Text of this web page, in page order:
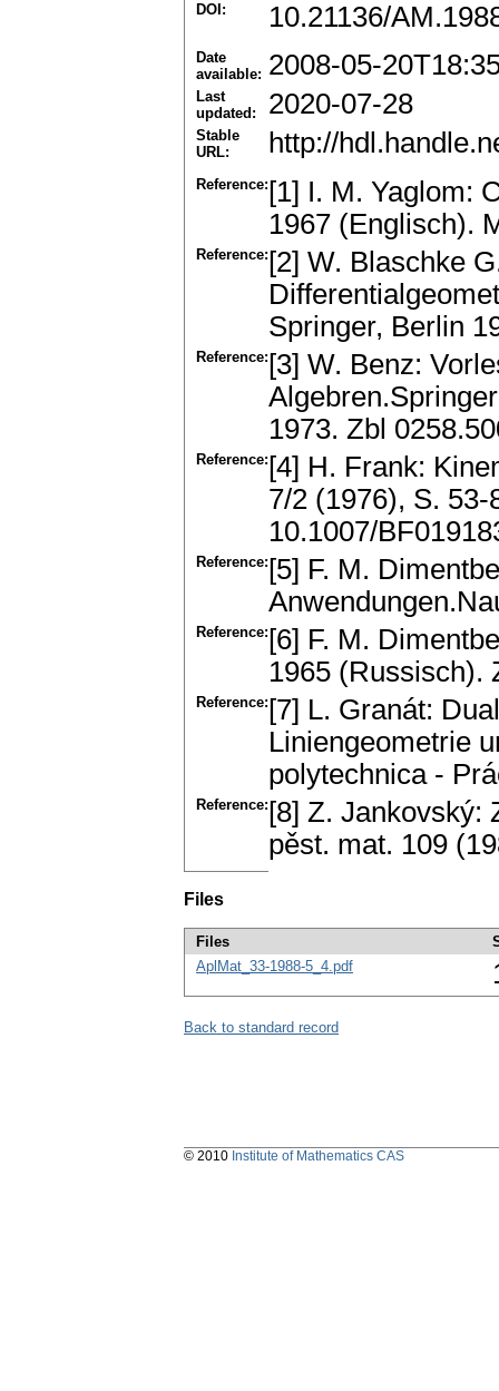
DOI: 10.21136/
Date
available: 2008-05-
Last
updated:
2020-07-28
Stable
URL:
http://
Reference: [1] I. M. Yaglom:
1967 (Englisch).
Reference: [2] W. Blaschke
Springer, Berlin
Reference: [3] W. Benz:
1973. Zbl
Reference: [4] H. Frank:
7/2 (1976), S.
10.1007/
Reference: [5] F. M.
Reference: [6] F. M.
1965 (Russisch).
Reference: [7] L. Granát:
Liniengeometrie
polytechnica -
Reference: [8] Z. Jankovský:
pěst. mat. 109
Files
Files
AplMat_33-1988-5_4.pdf
Back to standard record
© 2010 Institute of Mathematics CAS